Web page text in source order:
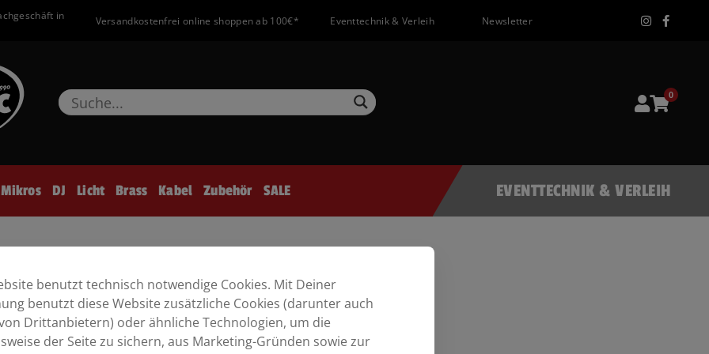
in Versandkostenfrei online shoppen ab 100€* Eventtechnik & Verleih Newsletter
0
Mikros DJ Licht Brass Kabel Zubehör SALE EVENTTECHNIK & VERLEIH
benutzt technisch notwendige Cookies. Mit Deiner
benutzt diese Website zusätzliche Cookies (darunter auch
Drittanbietern) oder ähnliche Technologien, um die
der Seite zu sichern, aus Marketing-Gründen sowie zur